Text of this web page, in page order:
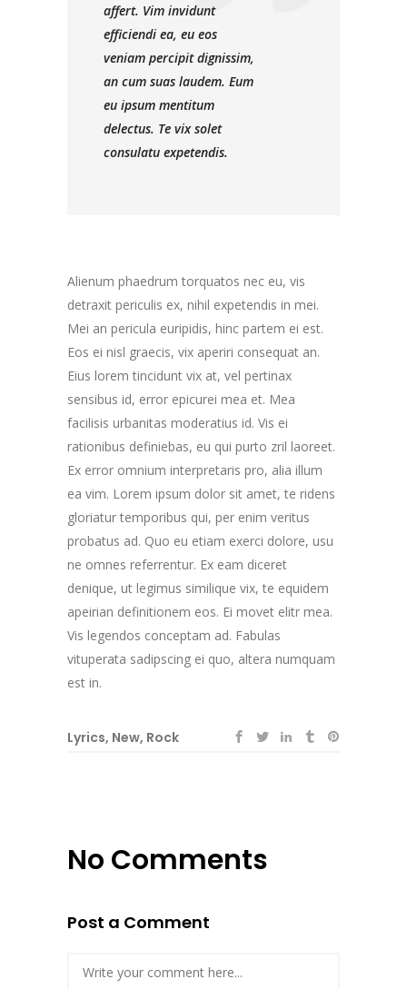
affert. Vim invidunt
efficiendi ea, eu eos
veniam percipit dignissim,
an cum suas laudem. Eum
eu ipsum mentitum
delectus. Te vix solet
consulatu expetendis.
Alienum phaedrum torquatos nec eu, vis
detraxit periculis ex, nihil expetendis in mei.
Mei an pericula euripidis, hinc partem ei est.
Eos ei nisl graecis, vix aperiri consequat an.
Eius lorem tincidunt vix at, vel pertinax
sensibus id, error epicurei mea et. Mea
facilisis urbanitas moderatius id. Vis ei
rationibus definiebas, eu qui purto zril laoreet.
Ex error omnium interpretaris pro, alia illum
ea vim. Lorem ipsum dolor sit amet, te ridens
gloriatur temporibus qui, per enim veritus
probatus ad. Quo eu etiam exerci dolore, usu
ne omnes referrentur. Ex eam diceret
denique, ut legimus similique vix, te equidem
apeirian definitionem eos. Ei movet elitr mea.
Vis legendos conceptam ad. Fabulas
vituperata sadipscing ei quo, altera numquam
est in.
Lyrics, New, Rock
No Comments
Post a Comment